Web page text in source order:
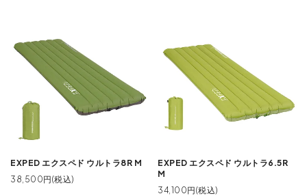
EXPED エクスペド ウルトラ8R M
38,500円(税込)
EXPED エクスペド ウルトラ6.5R
M
34,100円(税込)